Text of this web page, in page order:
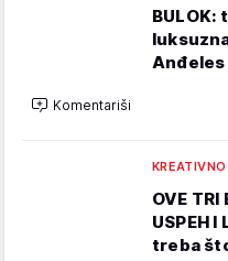
BULOK:
Anđeles
Komentariši
OVE TRI
USPEH
treba